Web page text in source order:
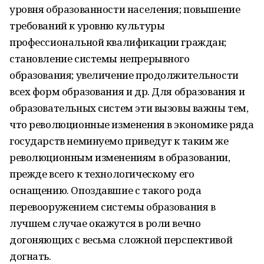
уровня образованности населения; повышение
требований к уровню культуры
профессиональной квалификации граждан;
становление системы непрерывного
образования; увеличение продолжительности
всех форм образования и др. Для образования и
образовательных систем эти вызовы важны тем,
что революционные изменения в экономике ряда
государств неминуемо приведут к таким же
революционным изменениям в образовании,
прежде всего к технологическому его
оснащению. Опоздавшие с такого рода
перевооружением системы образования в
лучшем случае окажутся в роли вечно
догоняющих с весьма сложной перспективой
догнать.